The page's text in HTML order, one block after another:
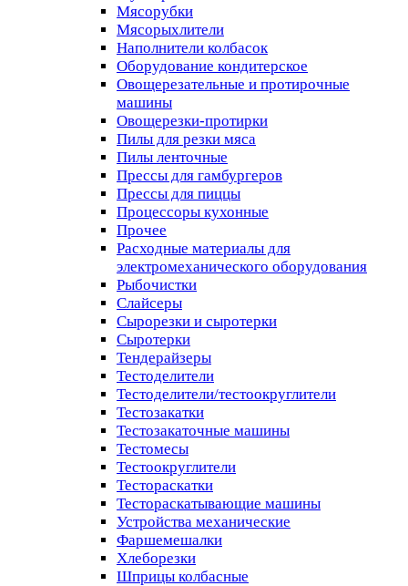
Мясорубки
Мясорыхлители
Наполнители колбасок
Оборудование кондитерское
Овощерезательные и протирочные
машины
Овощерезки-протирки
Пилы для резки мяса
Пилы ленточные
Прессы для гамбургеров
Прессы для пиццы
Процессоры кухонные
Прочее
Расходные материалы для
электромеханического оборудования
Рыбочистки
Слайсеры
Сырорезки и сыротерки
Сыротерки
Тендерайзеры
Тестоделители
Тестоделители/тестоокруглители
Тестозакатки
Тестозакаточные машины
Тестомесы
Тестоокруглители
Тестораскатки
Тестораскатывающие машины
Устройства механические
Фаршемешалки
Хлеборезки
Шприцы колбасные